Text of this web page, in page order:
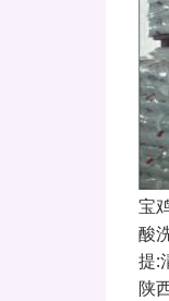
宝
酸
提:
陕